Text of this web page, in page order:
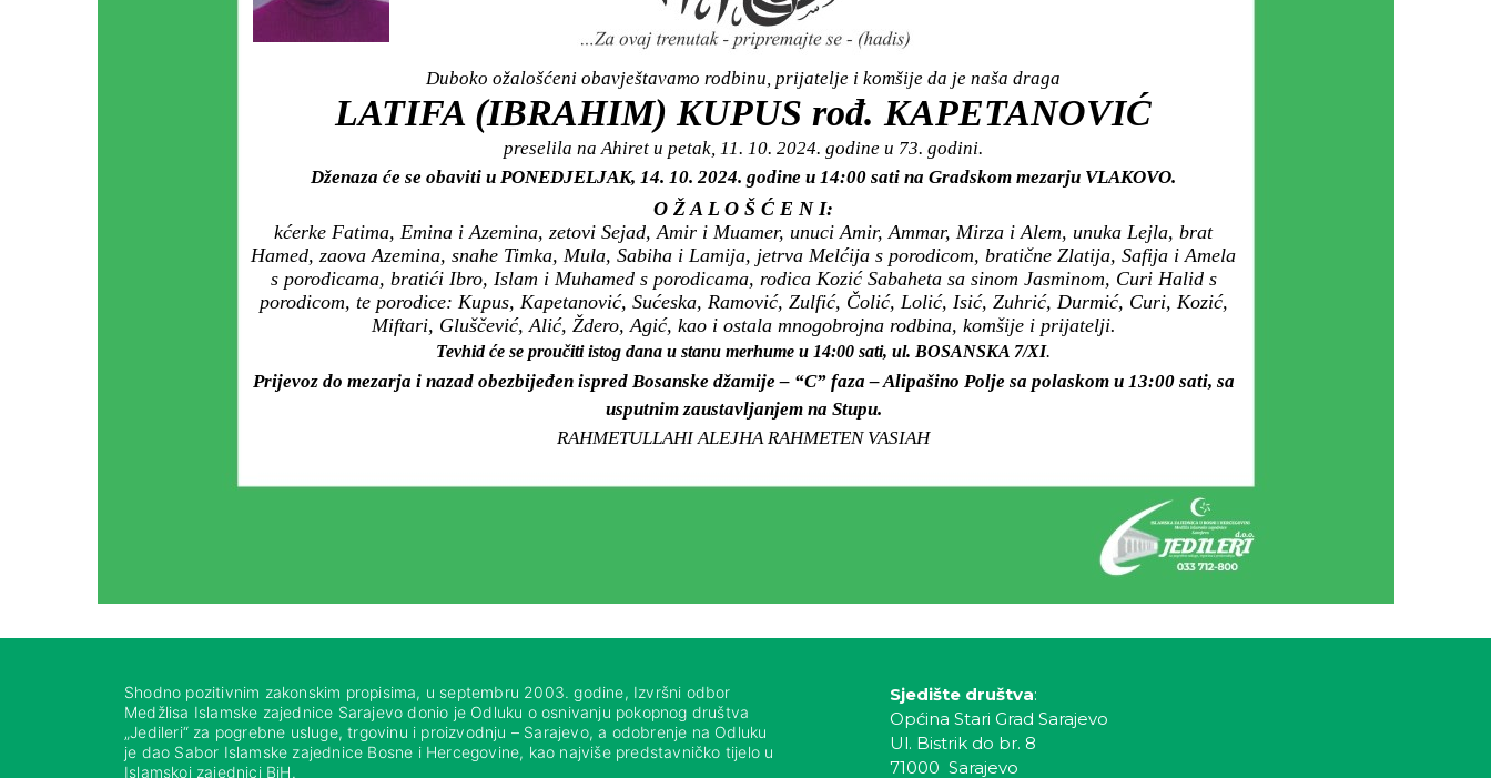
Duboko ožalošćeni obavještavamo rodbinu, prijatelje i komšije da je naša draga
LATIFA (IBRAHIM) KUPUS rođ. KAPETANOVIĆ
preselila na Ahiret u petak, 11. 10. 2024. godine u 73. godini.
Dženaza će se obaviti u PONEDJELJAK, 14. 10. 2024. godine u 14:00 sati na Gradskom mezarju VLAKOVO.
O Ž A L O Š Ć E N I:
kćerke Fatima, Emina i Azemina, zetovi Sejad, Amir i Muamer, unuci Amir, Ammar, Mirza i Alem, unuka Lejla, brat
Hamed, zaova Azemina, snahe Timka, Mula, Sabiha i Lamija, jetrva Melćija s porodicom, bratične Zlatija, Safija i Amela
s porodicama, bratići Ibro, Islam i Muhamed s porodicama, rodica Kozić Sabaheta sa sinom Jasminom, Curi Halid s
porodicom, te porodice: Kupus, Kapetanović, Sućeska, Ramović, Zulfić, Čolić, Lolić, Isić, Zuhrić, Durmić, Curi, Kozić,
Miftari, Gluščević, Alić, Ždero, Agić, kao i ostala mnogobrojna rodbina, komšije i prijatelji.
Tevhid će se proučiti istog dana u stanu merhume u 14:00 sati, ul. BOSANSKA 7/XI.
Prijevoz do mezarja i nazad obezbijeđen ispred Bosanske džamije – “C” faza – Alipašino Polje sa polaskom u 13:00 sati, sa
usputnim zaustavljanjem na Stupu.
RAHMETULLAHI ALEJHA RAHMETEN VASIAH
Shodno pozitivnim zakonskim propisima, u septembru 2003. godine, Izvršni odbor
Medžlisa Islamske zajednice Sarajevo donio je Odluku o osnivanju pokopnog društva
„Jedileri“ za pogrebne usluge, trgovinu i proizvodnju – Sarajevo, a odobrenje na Odluku
je dao Sabor Islamske zajednice Bosne i Hercegovine, kao najviše predstavničko tijelo u
Islamskoj zajednici BiH.
Sjedište društva:
Općina Stari Grad Sarajevo
Ul. Bistrik do br. 8
71000 Sarajevo